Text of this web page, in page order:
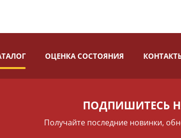
ОЦЕНКА СОСТОЯНИЯ
ПОДПИШИТЕСЬ
Получайте последние новинки,